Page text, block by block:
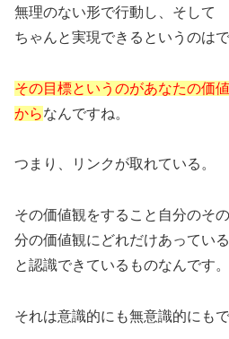
無理のない形で行動し、そして
ちゃんと実現できるというのはで
その目標というのがあなたの価
からなんですね。
つまり、リンクが取れている。
その価値観をすること自分のそ
分の価値観にどれだけあってい
と認識できているものなんです。
それは意識的にも無意識的にもで